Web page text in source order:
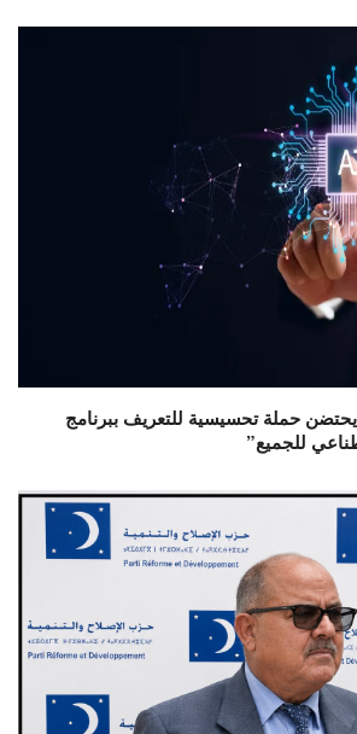
يحتضن حملة تحسيسية للتعريف ببرنامج
للجميع”